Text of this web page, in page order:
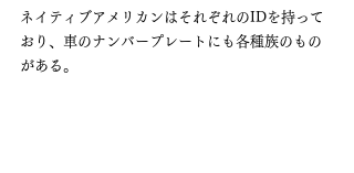
ネイティブアメリカンはそれぞれのIDを持って
おり、車のナンバープレートにも各種族のもの
がある。